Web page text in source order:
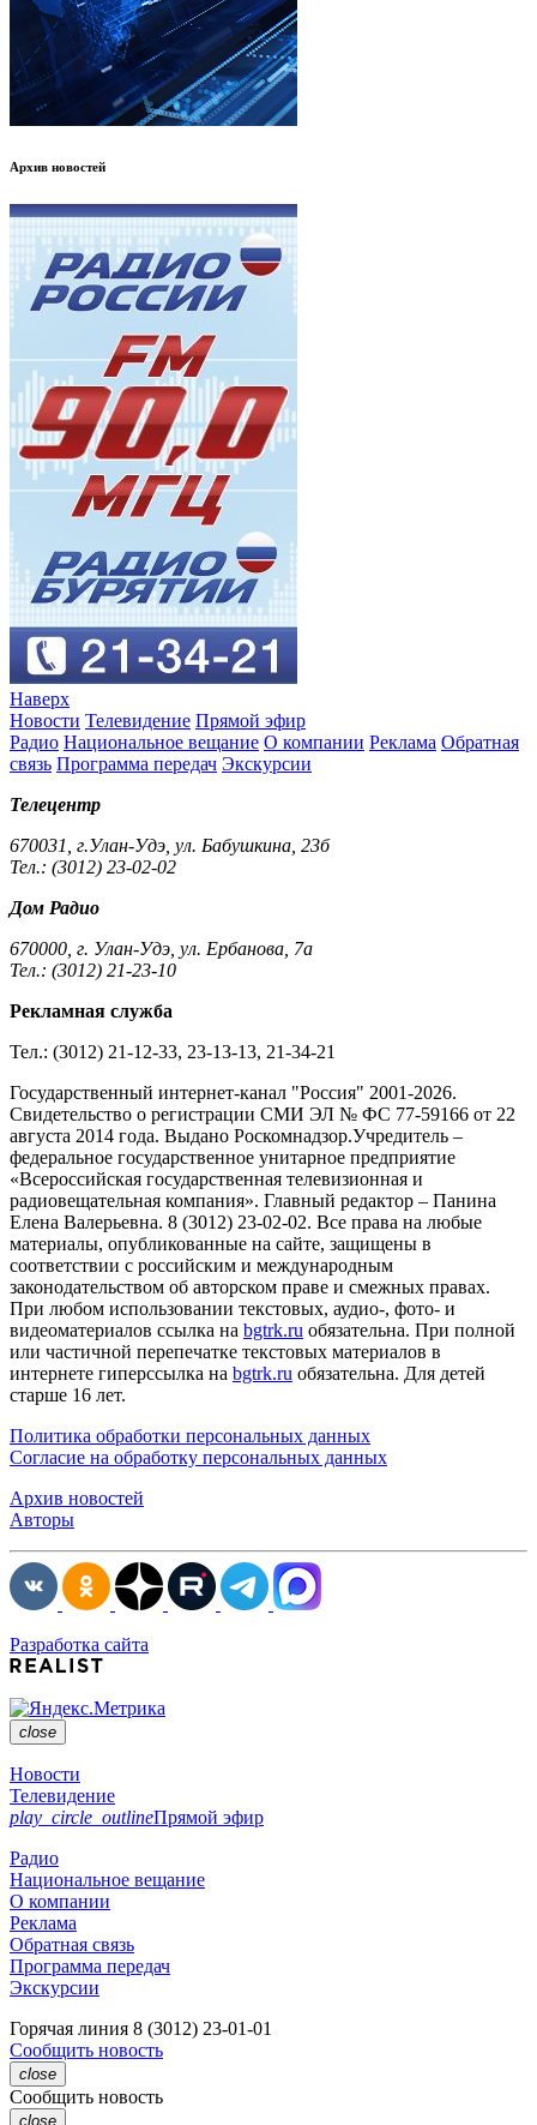
Архив новостей
Наверх
Новости Телевидение Прямой эфир
Радио Национальное вещание О компании Реклама Обратная
связь Программа передач Экскурсии
Телецентр
670031, г.Улан-Удэ, ул. Бабушкина, 23б
Тел.: (3012) 23-02-02
Дом Радио
670000, г. Улан-Удэ, ул. Ербанова, 7а
Тел.: (3012) 21-23-10
Рекламная служба
Тел.: (3012) 21-12-33, 23-13-13, 21-34-21
Государственный интернет-канал "Россия" 2001-2026.
Cвидетельство о регистрации СМИ ЭЛ № ФС 77-59166 от 22
августа 2014 года. Выдано Роскомнадзор.Учредитель –
федеральное государственное унитарное предприятие
«Всероссийская государственная телевизионная и
радиовещательная компания». Главный редактор – Панина
Елена Валерьевна. 8 (3012) 23-02-02. Все права на любые
материалы, опубликованные на сайте, защищены в
соответствии с российским и международным
законодательством об авторском праве и смежных правах.
При любом использовании текстовых, аудио-, фото- и
видеоматериалов ссылка на bgtrk.ru обязательна. При полной
или частичной перепечатке текстовых материалов в
интернете гиперссылка на bgtrk.ru обязательна. Для детей
старше 16 лет.
Политика обработки персональных данных
Согласие на обработку персональных данных
Архив новостей
Авторы
Разработка сайта
close
Новости
Телевидение
play_circle_outlineПрямой эфир
Радио
Национальное вещание
О компании
Реклама
Обратная связь
Программа передач
Экскурсии
Горячая линия 8 (3012) 23-01-01
Сообщить новость
close
Сообщить новость
close